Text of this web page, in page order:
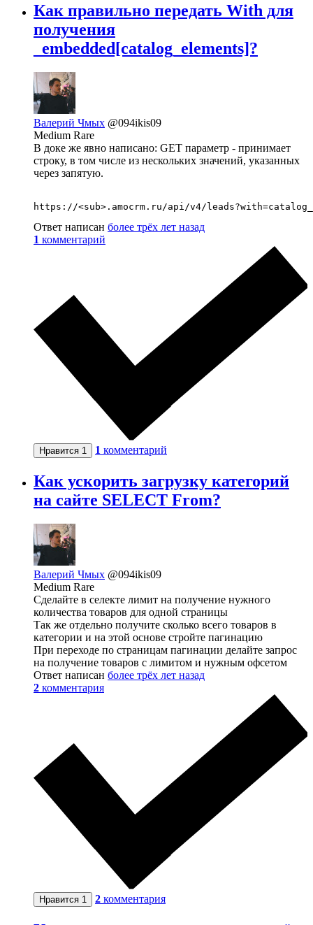
Как правильно передать With для
получения
_embedded[catalog_elements]?
Валерий Чмых @094ikis09
Medium Rare
В доке же явно написано: GET параметр - принимает
строку, в том числе из нескольких значений, указанных
через запятую.
https://<sub>.amocrm.ru/api/v4/
Ответ написан более трёх лет назад
1 комментарий
Нравится 1 1 комментарий
Как ускорить загрузку категорий
на сайте SELECT From?
Валерий Чмых @094ikis09
Medium Rare
Сделайте в селекте лимит на получение нужного
количества товаров для одной страницы
Так же отдельно получите сколько всего товаров в
категории и на этой основе стройте пагинацию
При переходе по страницам пагинации делайте запрос
на получение товаров с лимитом и нужным офсетом
Ответ написан более трёх лет назад
2 комментария
Нравится 1 2 комментария